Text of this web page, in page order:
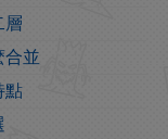
層
合並
點